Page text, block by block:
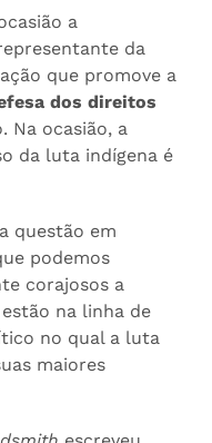
a
da
que promove a
dos direitos
Na ocasião, a
da luta indígena é
questão em
podemos
corajosos a
na linha de
no qual a luta
maiores